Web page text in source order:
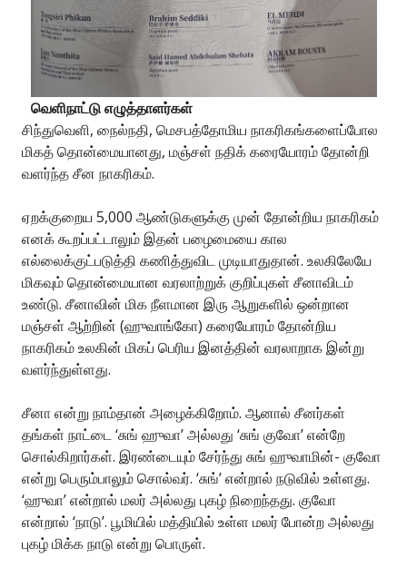
வெளிநாட்டு எழுத்தாளர்கள்
சிந்துவெளி, நைல்நதி, மெசபத்தோமிய நாகரிகங்களைப்போல
மிகத் தொன்மையானது, மஞ்சள் நதிக் கரையோரம் தோன்றி
வளர்ந்த சீன நாகரிகம்.
ஏறக்குறைய 5,000 ஆண்டுகளுக்கு முன் தோன்றிய நாகரிகம்
எனக் கூறப்பட்டாலும் இதன் பழைமையை கால
எல்லைக்குட்படுத்தி கணித்துவிட முடியாதுதான். உலகிலேயே
மிகவும் தொன்மையான வரலாற்றுக் குறிப்புகள் சீனாவிடம்
உண்டு. சீனாவின் மிக நீளமான இரு ஆறுகளில் ஒன்றான
மஞ்சள் ஆற்றின் (ஹுவாங்கோ) கரையோரம் தோன்றிய
நாகரிகம் உலகின் மிகப் பெரிய இனத்தின் வரலாறாக இன்று
வளர்ந்துள்ளது.
சீனா என்று நாம்தான் அழைக்கிறோம். ஆனால் சீனர்கள்
தங்கள் நாட்டை ‘சுங் ஹுவா’ அல்லது ‘சுங் குவோ’ என்றே
சொல்கிறார்கள். இரண்டையும் சேர்ந்து சுங் ஹுவாமின்- குவோ
என்று பெரும்பாலும் சொல்வர். ‘சுங்’ என்றால் நடுவில் உள்ளது.
‘ஹுவா’ என்றால் மலர் அல்லது புகழ் நிறைந்தது. குவோ
என்றால் ‘நாடு’. பூமியில் மத்தியில் உள்ள மலர் போன்ற அல்லது
புகழ் மிக்க நாடு என்று பொருள்.